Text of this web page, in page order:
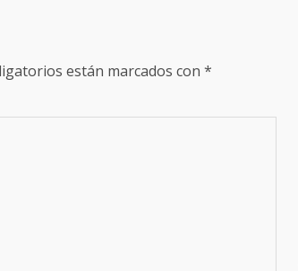
están marcados con *